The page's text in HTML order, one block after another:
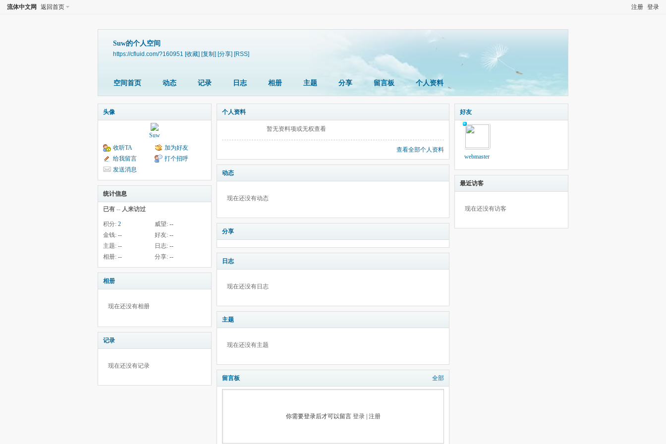
注册 登录
流体中文网 返回首页
Suw的个人空间
https://cfluid.com/?160951 [收藏] [复制] [分享] [RSS]
空间首页 动态 记录 日志 相册 主题 分享 留言板 个人资料
头像
Suw
收听TA
加为好友
给我留言
打个招呼
发送消息
统计信息
已有 -- 人来访过
积分: 2 威望: --
金钱: -- 好友: --
主题: -- 日志: --
相册: -- 分享: --
相册
现在还没有相册
记录
现在还没有记录
个人资料
暂无资料项或无权查看
查看全部个人资料
动态
现在还没有动态
分享
日志
现在还没有日志
主题
现在还没有主题
留言板 全部
你需要登录后才可以留言 登录| 注册
好友
webmaster
最近访客
现在还没有访客